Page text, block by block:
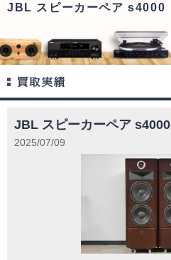
JBL スピーカーペア s4000
JBL スピーカーペア s4000
2025/07/09